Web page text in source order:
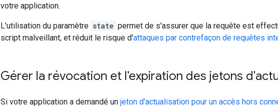
votre application.
L'utilisation du paramètre state permet de s'assurer que la requête est
script malveillant, et réduit le risque d'attaques par contrefaçon de requêtes
Gérer la révocation et l'expiration des jetons
Si votre application a demandé un jeton d'actualisation pour un accès hors